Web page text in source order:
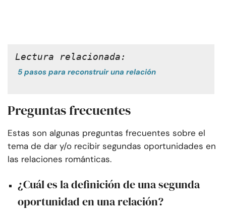
Lectura relacionada:
5 pasos para reconstruir una relación
Preguntas frecuentes
Estas son algunas preguntas frecuentes sobre el
tema de dar y/o recibir segundas oportunidades en
las relaciones románticas.
¿Cuál es la definición de una segunda
oportunidad en una relación?